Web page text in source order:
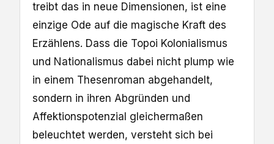
treibt das in neue Dimensionen, ist eine
einzige Ode auf die magische Kraft des
Erzählens. Dass die Topoi Kolonialismus
und Nationalismus dabei nicht plump wie
in einem Thesenroman abgehandelt,
sondern in ihren Abgründen und
Affektionspotenzial gleichermaßen
beleuchtet werden, versteht sich bei